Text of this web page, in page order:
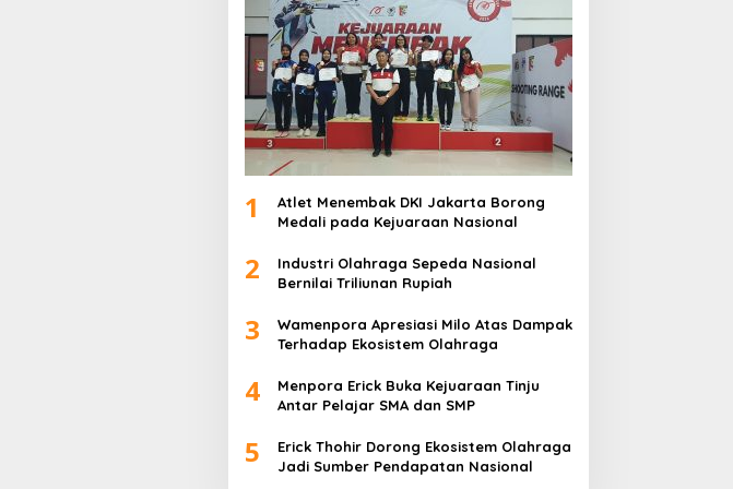
1
Atlet Menembak DKI Jakarta Borong
Medali pada Kejuaraan Nasional
2
Industri Olahraga Sepeda Nasional
Bernilai Triliunan Rupiah
3
Wamenpora Apresiasi Milo Atas Dampak
Terhadap Ekosistem Olahraga
4
Menpora Erick Buka Kejuaraan Tinju
Antar Pelajar SMA dan SMP
5
Erick Thohir Dorong Ekosistem Olahraga
Jadi Sumber Pendapatan Nasional